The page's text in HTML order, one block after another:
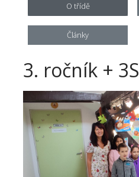
O třídě
Články
3. ročník + 3S